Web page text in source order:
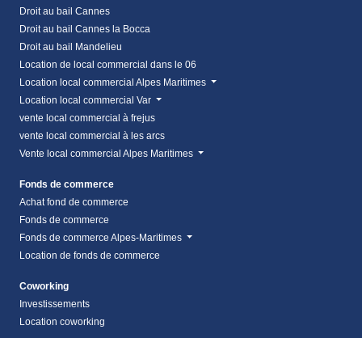
Droit au bail Cannes
Droit au bail Cannes la Bocca
Droit au bail Mandelieu
Location de local commercial dans le 06
Location local commercial Alpes Maritimes
Location local commercial Var
vente local commercial à frejus
vente local commercial à les arcs
Vente local commercial Alpes Maritimes
Fonds de commerce
Achat fond de commerce
Fonds de commerce
Fonds de commerce Alpes-Maritimes
Location de fonds de commerce
Coworking
Investissements
Location coworking